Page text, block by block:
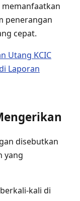
penerangan
cepat.
Utang KCIC
Laporan
disebutkan
yang
kali di